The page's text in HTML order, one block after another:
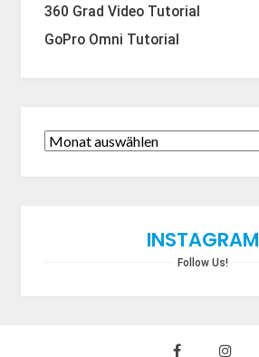
360 Grad Video Tutorial
GoPro Omni Tutorial
INSTAGRAM
Follow Us!